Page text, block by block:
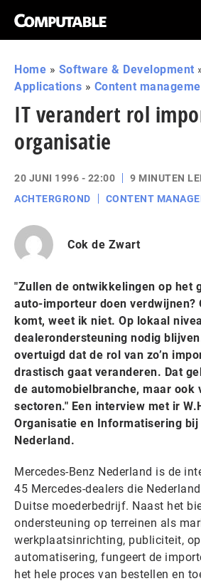
Home » Software & Development
Applications » Content
IT verandert rol
organisatie
20 JUNI 1996 - 22:00
9 MINUTEN
ACHTERGROND
CONTENT
Cok de Zwart
"Zullen de ontwikkelingen op het
auto-importeur doen verdwijnen?
komt, weet ik niet. Op lokaal
dealerondersteuning nodig
overtuigd dat de rol van zo’n
drastisch gaat veranderen. Dat
de automobielbranche, maar ook
sectoren." Een interview met ir
Organisatie en Informatisering bij
Nederland.
Mercedes-Benz Nederland is de
45 Mercedes-dealers die
Duitse moederbedrijf. Naast het
ondersteuning op terreinen als
werkplaatsinrichting, publiciteit,
automatisering, fungeert de
het hele proces van bestellen en